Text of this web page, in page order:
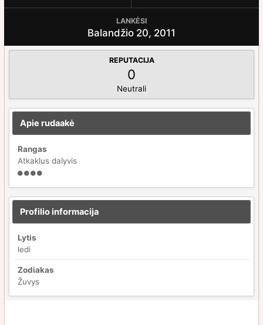
LANKĖSI
Balandžio 20, 2011
REPUTACIJA
0
Neutrali
Apie rudaakė
Rangas
Atkaklus dalyvis
Profilio informacija
Lytis
ledi
Zodiakas
Žuvys